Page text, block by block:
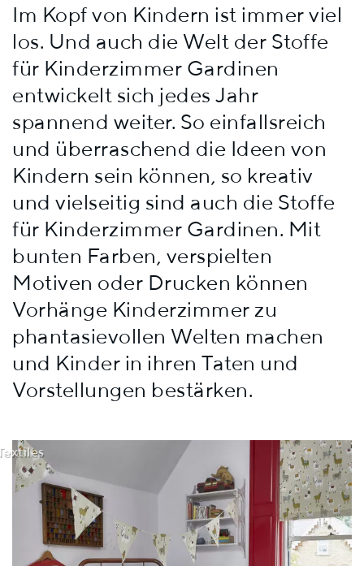
Im Kopf von Kindern ist immer viel
los. Und auch die Welt der Stoffe
für Kinderzimmer Gardinen
entwickelt sich jedes Jahr
spannend weiter. So einfallsreich
und überraschend die Ideen von
Kindern sein können, so kreativ
und vielseitig sind auch die Stoffe
für Kinderzimmer Gardinen. Mit
bunten Farben, verspielten
Motiven oder Drucken können
Vorhänge Kinderzimmer zu
phantasievollen Welten machen
und Kinder in ihren Taten und
Vorstellungen bestärken.